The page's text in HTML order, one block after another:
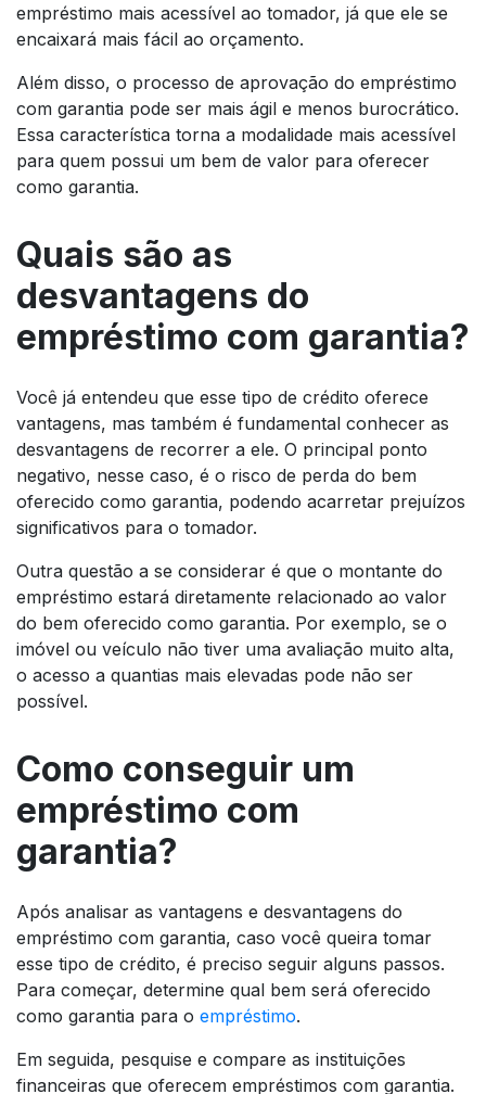
empréstimo mais acessível ao tomador, já que ele se
encaixará mais fácil ao orçamento.
Além disso, o processo de aprovação do empréstimo
com garantia pode ser mais ágil e menos burocrático.
Essa característica torna a modalidade mais acessível
para quem possui um bem de valor para oferecer
como garantia.
Quais são as
desvantagens do
empréstimo com garantia?
Você já entendeu que esse tipo de crédito oferece
vantagens, mas também é fundamental conhecer as
desvantagens de recorrer a ele. O principal ponto
negativo, nesse caso, é o risco de perda do bem
oferecido como garantia, podendo acarretar prejuízos
significativos para o tomador.
Outra questão a se considerar é que o montante do
empréstimo estará diretamente relacionado ao valor
do bem oferecido como garantia. Por exemplo, se o
imóvel ou veículo não tiver uma avaliação muito alta,
o acesso a quantias mais elevadas pode não ser
possível.
Como conseguir um
empréstimo com
garantia?
Após analisar as vantagens e desvantagens do
empréstimo com garantia, caso você queira tomar
esse tipo de crédito, é preciso seguir alguns passos.
Para começar, determine qual bem será oferecido
como garantia para o empréstimo.
Em seguida, pesquise e compare as instituições
financeiras que oferecem empréstimos com garantia.